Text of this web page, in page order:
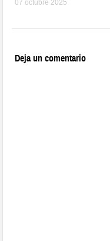
07 octubre 2025
Deja un comentario